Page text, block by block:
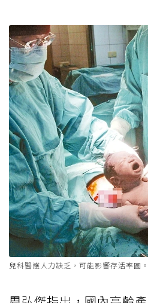
兒科醫護人力缺乏，可能影響存活率圖